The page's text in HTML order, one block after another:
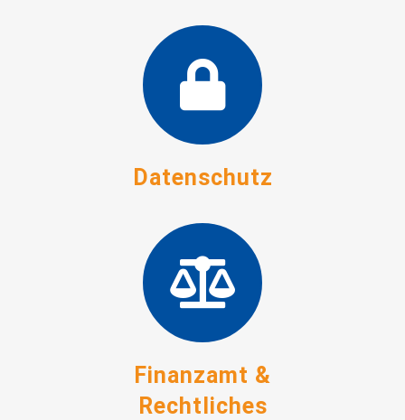
Datenschutz
Finanzamt &
Rechtliches